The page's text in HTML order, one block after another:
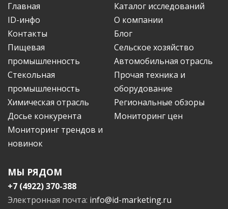
Главная
Каталог исследований
ID-инфо
О компании
Контакты
Блог
Пищевая
промышленность
Сельское хозяйство
Автомобильная отрасль
Стекольная
промышленность
Прочая техника и
оборудование
Химическая отрасль
Региональные обзоры
Досье конкурента
Мониторинг цен
Мониторинг трендов и
новинок
МЫ РЯДОМ
+7 (4922) 370-388
Электронная почта: info@id-marketing.ru